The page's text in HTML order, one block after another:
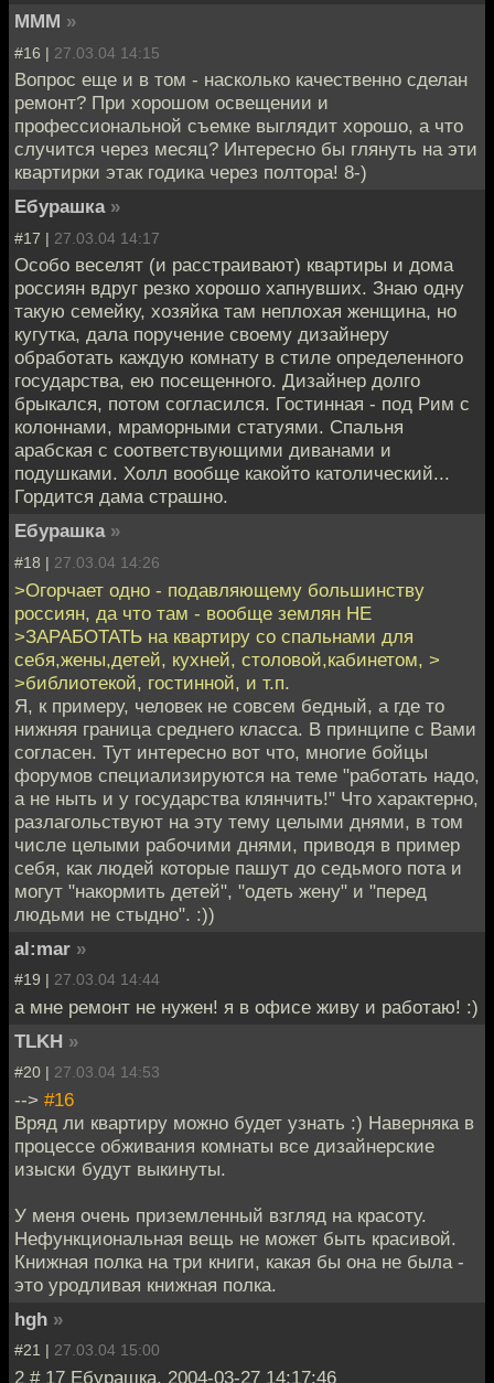
MMM »
#16 | 27.03.04 14:15
Вопрос еще и в том - насколько качественно сделан
ремонт? При хорошом освещении и
профессиональной съемке выглядит хорошо, а что
случится через месяц? Интересно бы глянуть на эти
квартирки этак годика через полтора! 8-)
Ебурашка »
#17 | 27.03.04 14:17
Особо веселят (и расстраивают) квартиры и дома
россиян вдруг резко хорошо хапнувших. Знаю одну
такую семейку, хозяйка там неплохая женщина, но
кугутка, дала поручение своему дизайнеру
обработать каждую комнату в стиле определенного
государства, ею посещенного. Дизайнер долго
брыкался, потом согласился. Гостинная - под Рим с
колоннами, мраморными статуями. Спальня
арабская с соответствующими диванами и
подушками. Холл вообще какойто католический...
Гордится дама страшно.
Ебурашка »
#18 | 27.03.04 14:26
>Огорчает одно - подавляющему большинству
россиян, да что там - вообще землян НЕ
>ЗАРАБОТАТЬ на квартиру со спальнами для
себя,жены,детей, кухней, столовой,кабинетом, >
>библиотекой, гостинной, и т.п.
Я, к примеру, человек не совсем бедный, а где то
нижняя граница среднего класса. В принципе с Вами
согласен. Тут интересно вот что, многие бойцы
форумов специализируются на теме "работать надо,
а не ныть и у государства клянчить!" Что характерно,
разлагольствуют на эту тему целыми днями, в том
числе целыми рабочими днями, приводя в пример
себя, как людей которые пашут до седьмого пота и
могут "накормить детей", "одеть жену" и "перед
людьми не стыдно". :))
al:mar »
#19 | 27.03.04 14:44
а мне ремонт не нужен! я в офисе живу и работаю! :)
TLKH »
#20 | 27.03.04 14:53
--> #16
Вряд ли квартиру можно будет узнать :) Наверняка в
процессе обживания комнаты все дизайнерские
изыски будут выкинуты.
У меня очень приземленный взгляд на красоту.
Нефункциональная вещь не может быть красивой.
Книжная полка на три книги, какая бы она не была -
это уродливая книжная полка.
hgh »
#21 | 27.03.04 15:00
2 # 17 Ебурашка, 2004-03-27 14:17:46